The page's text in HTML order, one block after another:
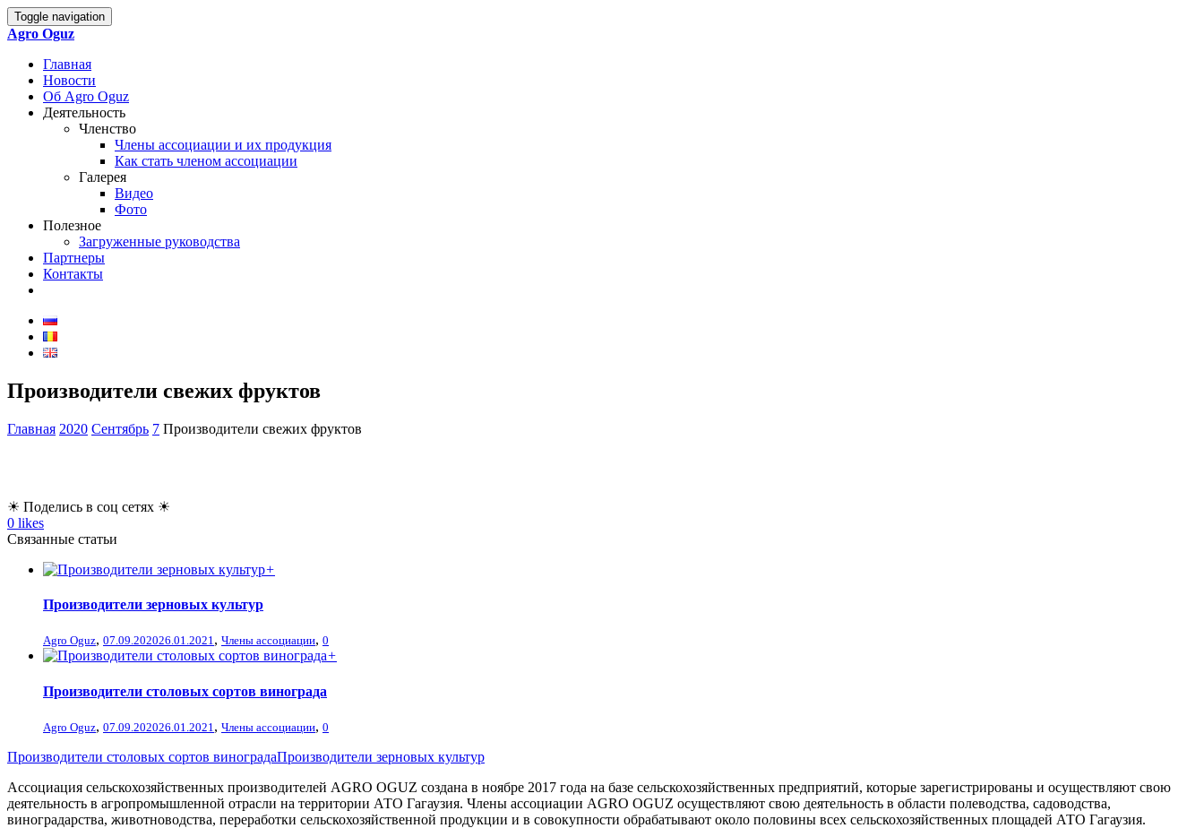
Toggle navigation
Agro Oguz
Главная
Новости
Об Agro Oguz
Деятельность
Членство
Члены ассоциации и их продукция
Как стать членом ассоциации
Галерея
Видео
Фото
Полезное
Загруженные руководства
Партнеры
Контакты
Производители свежих фруктов
Главная 2020 Сентябрь 7 Производители свежих фруктов
☀ Поделись в соц сетях ☀
0 likes
Связанные статьи
+
Производители зерновых культур
Agro Oguz, 07.09.202026.01.2021, Члены ассоциации, 0
+
Производители столовых сортов винограда
Agro Oguz, 07.09.202026.01.2021 , Члены ассоциации, 0
Производители столовых сортов виноградаПроизводители зерновых культур
Ассоциация сельскохозяйственных производителей AGRO OGUZ создана в ноябре 2017 года на базе сельскохозяйственных предприятий, которые зарегистрированы и осуществляют свою
деятельность в агропромышленной отрасли на территории АТО Гагаузия. Члены ассоциации AGRO OGUZ осуществляют свою деятельность в области полеводства, садоводства,
виноградарства, животноводства, переработки сельскохозяйственной продукции и в совокупности обрабатывают около половины всех сельскохозяйственных площадей АТО Гагаузия.